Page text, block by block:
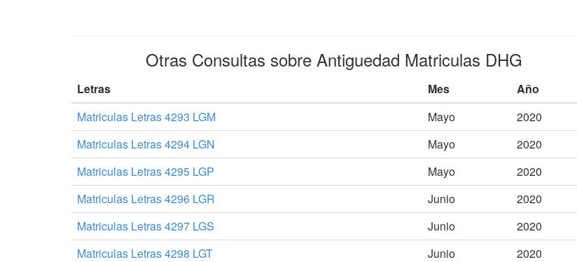
Otras Consultas sobre Antiguedad Matriculas DHG
Letras Mes
Año
Matriculas Letras 4293 LGM
Mayo
2020
Matriculas Letras 4294 LGN
Mayo
2020
Matriculas Letras 4295 LGP
Mayo
2020
Matriculas Letras 4296 LGR
Junio
2020
Matriculas Letras 4297 LGS
Junio
2020
Matriculas Letras 4298 LGT
Junio
2020